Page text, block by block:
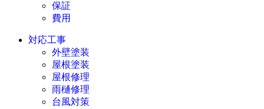
保証
費用
対応工事
外壁塗装
屋根塗装
屋根修理
雨樋修理
台風対策